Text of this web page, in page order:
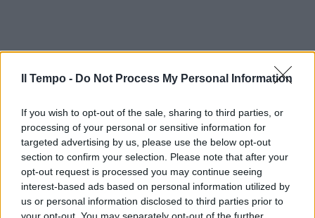
Il Tempo - Do Not Process My Personal Information
If you wish to opt-out of the sale, sharing to third parties, or
processing of your personal or sensitive information for
targeted advertising by us, please use the below opt-out
section to confirm your selection. Please note that after your
opt-out request is processed you may continue seeing
interest-based ads based on personal information utilized by
us or personal information disclosed to third parties prior to